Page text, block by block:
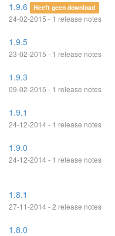
1.9.6 Heeft geen download
24-02-2015 - 1 release notes
1.9.5
23-02-2015 - 1 release notes
1.9.3
09-02-2015 - 1 release notes
1.9.1
24-12-2014 - 1 release notes
1.9.0
24-12-2014 - 1 release notes
1.8.1
27-11-2014 - 2 release notes
1.8.0